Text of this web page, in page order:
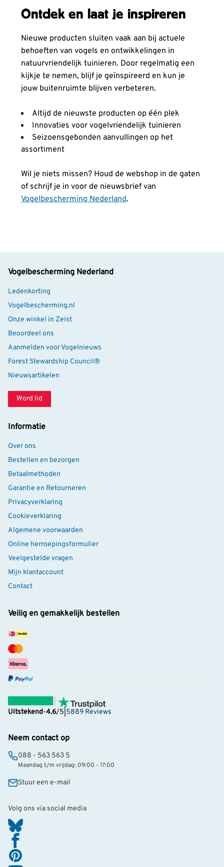
Ontdek en laat je inspireren
Nieuwe producten sluiten vaak aan bij actuele
behoeften van vogels en ontwikkelingen in
natuurvriendelijk tuinieren. Door regelmatig een
kijkje te nemen, blijf je geïnspireerd en kun je
jouw buitenruimte blijven verbeteren.
Altijd de nieuwste producten op één plek
Innovaties voor vogelvriendelijk tuinieren
Seizoensgebonden aanvullingen op het
assortiment
Wil je niets missen? Houd de webshop in de gaten
of schrijf je in voor de nieuwsbrief van
Vogelbescherming Nederland.
Vogelbescherming Nederland
Ledenkorting
Vogelbescherming.nl
Onze winkel in Zeist
Beoordeel ons
Aanmelden voor Vogelnieuws
Forest Stewardship Council®
Nieuwsartikelen
Word lid
Informatie
Over ons
Bestellen en bezorgen
Betaalmethoden
Garantie en Retourneren
Privacyverklaring
Cookieverklaring
Algemene voorwaarden
Online herroepingsformulier
Veelgestelde vragen
Mijn klantaccount
Contact
Veilig en gemakkelijk bestellen
Uitstekend-4.6/5 5889 Reviews
Neem contact op
088 - 563 563 5
Maandag t/m vrijdag: 09:00 - 17:00
Stuur een e-mail
Volg ons via social media